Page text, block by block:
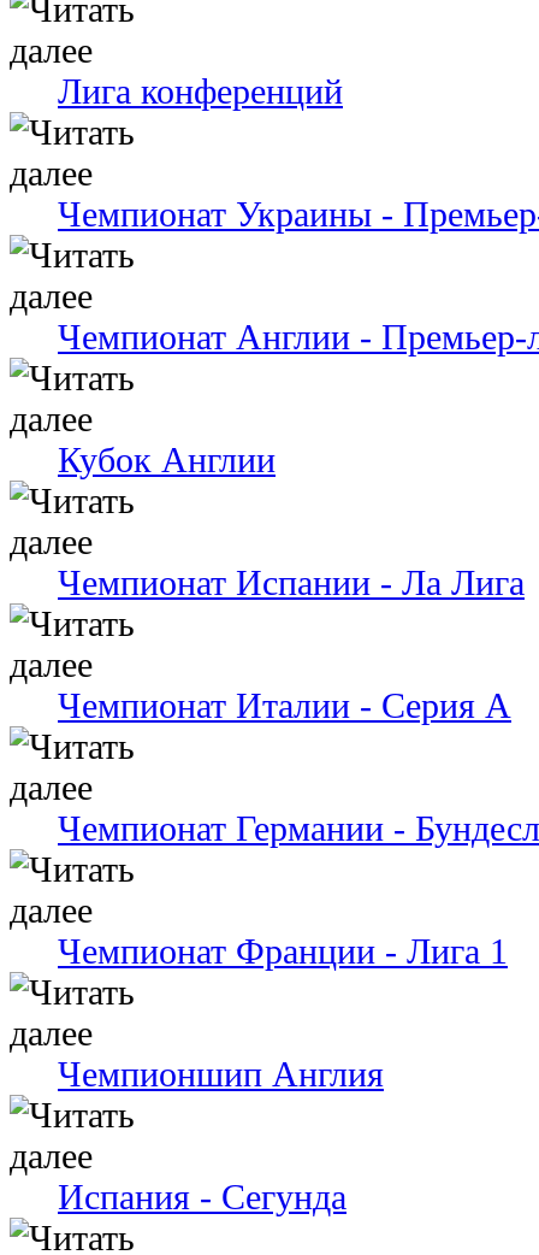
Лига конференций
Чемпионат Украины -
Чемпионат Англии - Премьер-
Кубок Англии
Чемпионат Испании - Ла Лига
Чемпионат Италии - Серия А
Чемпионат Германии -
Чемпионат Франции - Лига 1
Чемпионшип Англия
Испания - Сегунда